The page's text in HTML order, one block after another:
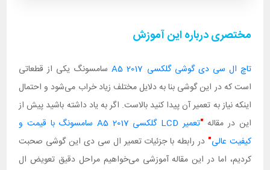
مختصری درباره این آموزش
تاچ ال سی دی گوشی گلکسی A5 2017
سامسونگ یکی از قطعاتی
است که در این گوشی بنا به دلایل مختلف زیاد خراب می‌شود و احتمال
اینکه نیاز به تعمیر آن پیدا کنید بالاست. اگر به یاد داشته باشید پیش از
این در مقاله"
تعمیر LCD گلکسی A5 2017 سامسونگ با قیمت و
کیفیت عالی" در رابطه با جزئیات تعمیر ال سی دی این گوشی صحبت
کردیم، اما در این مقاله آموزشی می‌خواهیم مراحل دقیق تعویض ال